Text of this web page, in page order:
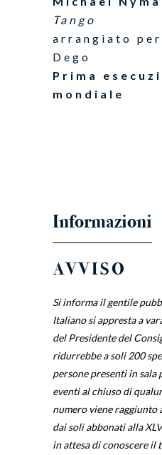
Tango
arrangiato per
Dego
Prima
mondiale
AVVISO
Si informa il gentile
Italiano si appresta a
del Presidente del
ridurrebbe a soli 200
persone presenti in sala
eventi al chiuso di
numero viene raggiunto
dai soli abbonati alla
in attesa di conoscere il